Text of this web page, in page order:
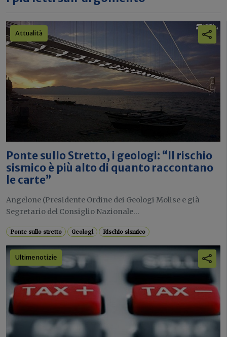
Attualità
Ponte sullo Stretto, i geologi: “Il rischio
sismico è più alto di quanto raccontano
le carte”
Angelone (Presidente Ordine dei Geologi Molise e già
Segretario del Consiglio Nazionale...
Ponte sullo stretto Geologi Rischio sismico
Ultime notizie